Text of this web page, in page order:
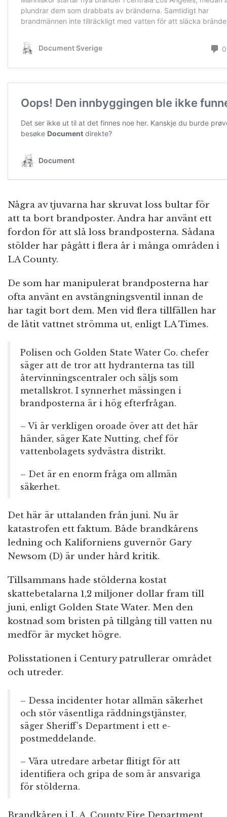
Några av tjuvarna har skruvat loss bultar för
att ta bort brandposter. Andra har använt ett
fordon för att slå loss brandposterna. Sådana
stölder har pågått i flera år i många områden i
LA County.
De som har manipulerat brandposterna har
ofta använt en avstängningsventil innan de
har tagit bort dem. Men vid flera tillfällen har
de låtit vattnet strömma ut, enligt LA Times.
Polisen och Golden State Water Co. chefer
säger att de tror att hydranterna tas till
återvinningscentraler och säljs som
metallskrot. I synnerhet mässingen i
brandposterna är i hög efterfrågan.
– Vi är verkligen oroade över att det här
händer, säger Kate Nutting, chef för
vattenbolagets sydvästra distrikt.
– Det är en enorm fråga om allmän
säkerhet.
Det här är uttalanden från juni. Nu är
katastrofen ett faktum. Både brandkårens
ledning och Kaliforniens guvernör Gary
Newsom (D) är under hård kritik.
Tillsammans hade stölderna kostat
skattebetalarna 1,2 miljoner dollar fram till
juni, enligt Golden State Water. Men den
kostnad som bristen på tillgång till vatten nu
medför är mycket högre.
Polisstationen i Century patrullerar området
och utreder.
– Dessa incidenter hotar allmän säkerhet
och stör väsentliga räddningstjänster,
säger Sheriff’s Department i ett e-
postmeddelande.
– Våra utredare arbetar flitigt för att
identifiera och gripa de som är ansvariga
för stölderna.